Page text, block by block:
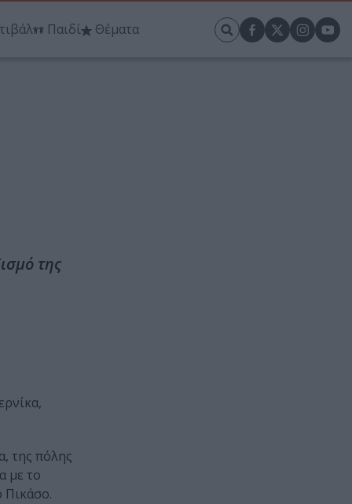
Παιδί Θέματα
της
της πόλης
με το
Πικάσο.